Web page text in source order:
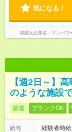
気になる！
掲載元企業名 マンパワ
【週2日～】
のような施設
派遣 ブランクOK
給与
経験者時